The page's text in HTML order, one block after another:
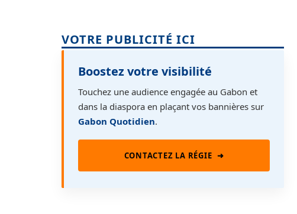
VOTRE PUBLICITÉ ICI
Boostez votre visibilité
Touchez une audience engagée au Gabon et
dans la diaspora en plaçant vos bannières sur
Gabon Quotidien.
CONTACTEZ LA RÉGIE ➜